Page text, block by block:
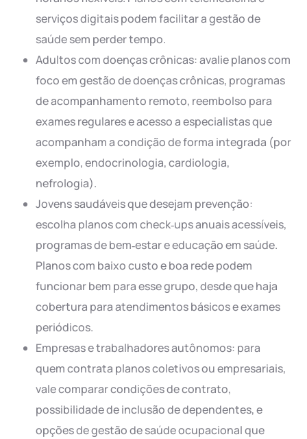
serviços digitais podem facilitar a gestão de
saúde sem perder tempo.
Adultos com doenças crônicas: avalie planos com
foco em gestão de doenças crônicas, programas
de acompanhamento remoto, reembolso para
exames regulares e acesso a especialistas que
acompanham a condição de forma integrada (por
exemplo, endocrinologia, cardiologia,
nefrologia).
Jovens saudáveis que desejam prevenção:
escolha planos com check‑ups anuais acessíveis,
programas de bem‑estar e educação em saúde.
Planos com baixo custo e boa rede podem
funcionar bem para esse grupo, desde que haja
cobertura para atendimentos básicos e exames
periódicos.
Empresas e trabalhadores autônomos: para
quem contrata planos coletivos ou empresariais,
vale comparar condições de contrato,
possibilidade de inclusão de dependentes, e
opções de gestão de saúde ocupacional que